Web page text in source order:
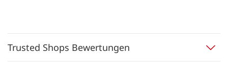
Trusted Shops Bewertungen